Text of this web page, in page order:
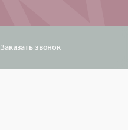
Заказать звонок